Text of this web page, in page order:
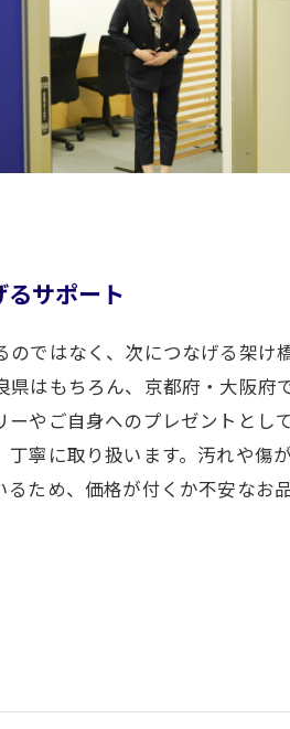
サポート
ではなく、次につなげる架け
はもちろん、京都府・大阪府
やご自身へのプレゼントとし
寧に取り扱います。汚れや傷
ため、価格が付くか不安なお